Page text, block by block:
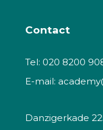
Contact
Tel: 020 8200
E-mail:
Danzigerkade